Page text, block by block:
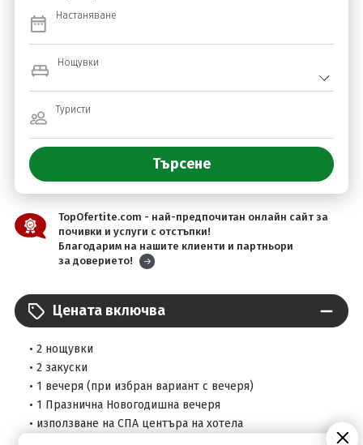
Настаняване
Нощувки
Туристи
TopOfertite.com - най-предпочитан онлайн сайт за
почивки и услуги с отстъпки!
Благодарим на нашите клиенти и партньори
за доверието!
Цената включва
• 2 нощувки
• 2 закуски
• 1 вечеря (при избран вариант с вечеря)
• 1 Празнична Новогодишна вечеря
• използване на СПА центъра на хотела